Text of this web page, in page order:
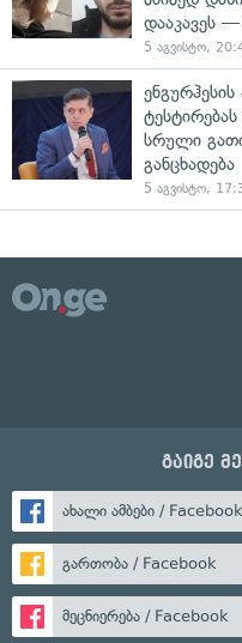
დააკავეს
5 აგვისტო,
სრული
განცხადება
5 აგვისტო,
გაიგე
ახალი ამბები / Facebook
გართობა / Facebook
მეცნიერება / Facebook